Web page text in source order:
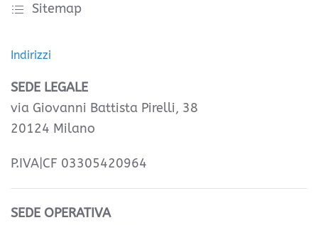
Sitemap
Indirizzi
SEDE LEGALE
via Giovanni Battista Pirelli, 38
20124 Milano
P.IVA|CF 03305420964
SEDE OPERATIVA